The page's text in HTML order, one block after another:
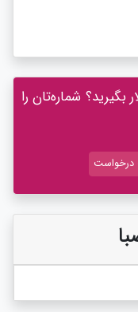
بگیرید؟ شماره‌تان را